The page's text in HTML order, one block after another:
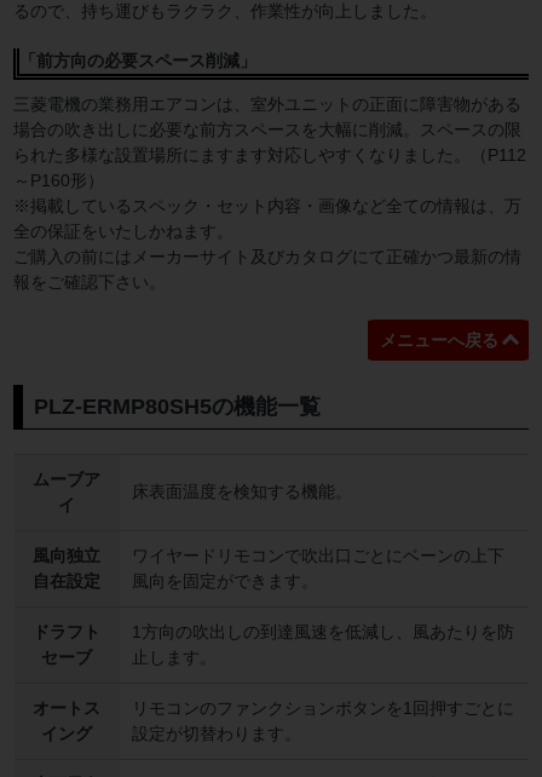
るので、持ち運びもラクラク、作業性が向上しました。
「前方向の必要スペース削減」
三菱電機の業務用エアコンは、室外ユニットの正面に障害物がある
場合の吹き出しに必要な前方スペースを大幅に削減。スペースの限
られた多様な設置場所にますます対応しやすくなりました。（P112
～P160形）
※掲載しているスペック・セット内容・画像など全ての情報は、万
全の保証をいたしかねます。
ご購入の前にはメーカーサイト及びカタログにて正確かつ最新の情
報をご確認下さい。
メニューへ戻る
PLZ-ERMP80SH5の機能一覧
ムーブア
イ
床表面温度を検知する機能。
風向独立
自在設定
ワイヤードリモコンで吹出口ごとにベーンの上下
風向を固定ができます。
ドラフト
セーブ
1方向の吹出しの到達風速を低減し、風あたりを防
止します。
オートス
イング
リモコンのファンクションボタンを1回押すごとに
設定が切替わります。